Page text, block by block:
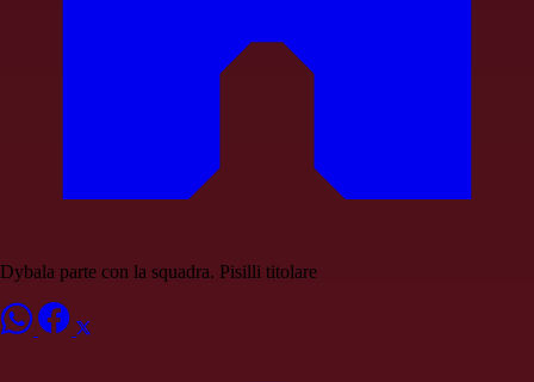
Dybala parte con la squadra. Pisilli titolare